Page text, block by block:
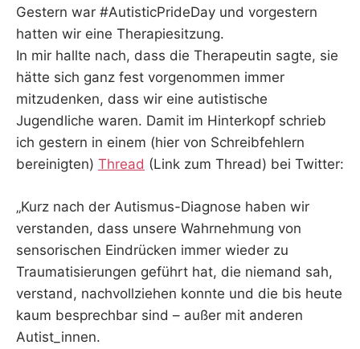
Gestern war #AutisticPrideDay und vorgestern
hatten wir eine Therapiesitzung.
In mir hallte nach, dass die Therapeutin sagte, sie
hätte sich ganz fest vorgenommen immer
mitzudenken, dass wir eine autistische
Jugendliche waren. Damit im Hinterkopf schrieb
ich gestern in einem (hier von Schreibfehlern
bereinigten) Thread (Link zum Thread) bei Twitter:
„Kurz nach der Autismus-Diagnose haben wir
verstanden, dass unsere Wahrnehmung von
sensorischen Eindrücken immer wieder zu
Traumatisierungen geführt hat, die niemand sah,
verstand, nachvollziehen konnte und die bis heute
kaum besprechbar sind – außer mit anderen
Autist_innen.